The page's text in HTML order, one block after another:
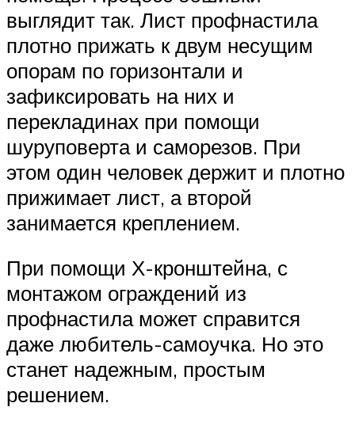
выглядит так. Лист профнастила
плотно прижать к двум несущим
опорам по горизонтали и
зафиксировать на них и
перекладинах при помощи
шуруповерта и саморезов. При
этом один человек держит и плотно
прижимает лист, а второй
занимается креплением.
При помощи Х-кронштейна, с
монтажом ограждений из
профнастила может справится
даже любитель-самоучка. Но это
станет надежным, простым
решением.